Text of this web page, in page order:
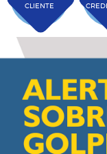
CLIENTE
Plano